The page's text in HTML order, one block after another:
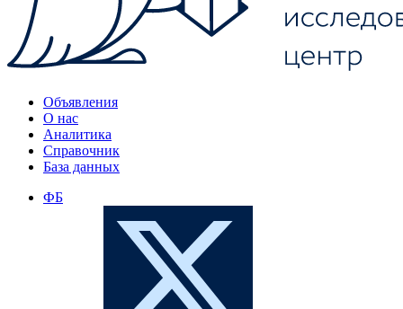
Объявления
О нас
Аналитика
Справочник
База данных
ФБ